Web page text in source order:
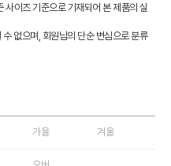
이즈 기준으로 기재되어 본 제품의 실
없으며, 회원님의 단순 변심으로 분류
가을 겨울